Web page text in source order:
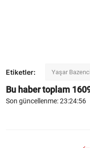
Etiketler: Yaşar
Bu haber toplam
Son güncellenme: 23:24:56